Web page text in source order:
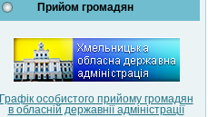
Прийом громадян
Графік особистого прийому громадян
в обласній державнії адміністрації